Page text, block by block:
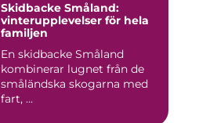
Skidbacke Småland:
vinterupplevelser för hela
familjen
En skidbacke Småland
kombinerar lugnet från de
småländska skogarna med
fart, ...